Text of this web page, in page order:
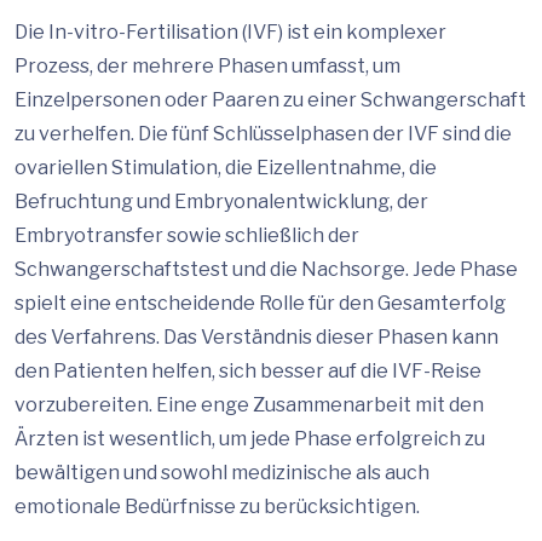
Die In-vitro-Fertilisation (IVF) ist ein komplexer
Prozess, der mehrere Phasen umfasst, um
Einzelpersonen oder Paaren zu einer Schwangerschaft
zu verhelfen. Die fünf Schlüsselphasen der IVF sind die
ovariellen Stimulation, die Eizellentnahme, die
Befruchtung und Embryonalentwicklung, der
Embryotransfer sowie schließlich der
Schwangerschaftstest und die Nachsorge. Jede Phase
spielt eine entscheidende Rolle für den Gesamterfolg
des Verfahrens. Das Verständnis dieser Phasen kann
den Patienten helfen, sich besser auf die IVF-Reise
vorzubereiten. Eine enge Zusammenarbeit mit den
Ärzten ist wesentlich, um jede Phase erfolgreich zu
bewältigen und sowohl medizinische als auch
emotionale Bedürfnisse zu berücksichtigen.